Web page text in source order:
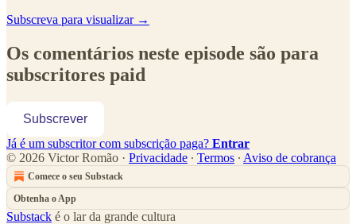
Subscreva para visualizar →
Os comentários neste episode são para
subscritores paid
Subscrever
Já é um subscritor com subscrição paga? Entrar
© 2026 Victor Romão · Privacidade ∙ Termos ∙ Aviso de cobrança
Comece o seu Substack
Obtenha o App
Substack é o lar da grande cultura